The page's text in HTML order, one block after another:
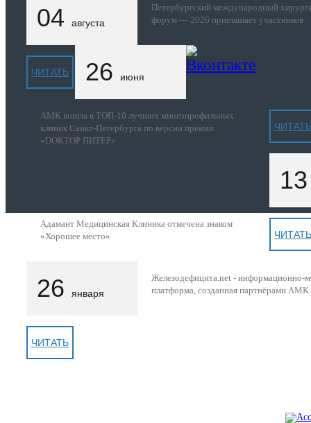
04 августа
Петербургский международный
форум — 2026 приглашает участников
ЧИТАТЬ 26 июня
АМК вошла в ТОП-10 лучших многопрофильных
клиник Санкт-Петербурга по версии премии
«DОКТОР ПИТЕР»
ЧИТАТЬ
Адамант Медицинская Клиника отмечена знаком
«Хорошее место»
ЧИТАТЬ
26 января
Железодефицита.net - информационно-
платформа, созданная партнёрами АМК
ЧИТАТЬ